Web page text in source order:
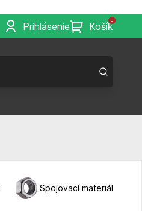
Prihlásenie
0
Košík
Spojovací materiál